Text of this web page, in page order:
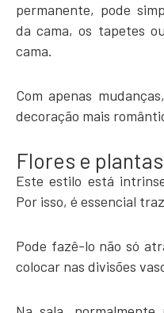
permanente, pode
da cama, os tapetes
cama.
Com apenas
decoração mais
Flores e plantas
Este estilo está
Por isso, é essencial
Pode fazê-lo não só
colocar nas divisões